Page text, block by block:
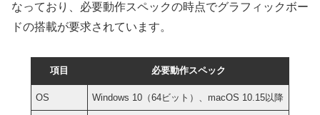
なっており、必要動作スペックの時点でグラフィックボー
ドの搭載が要求されています。
項目 必要動作スペック
OS Windows 10（64ビット）、macOS 10.15以降